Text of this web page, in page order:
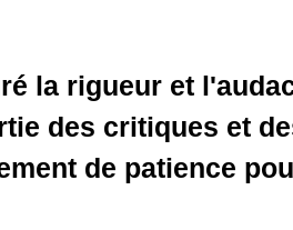
la rigueur et
des critiques et
de patience